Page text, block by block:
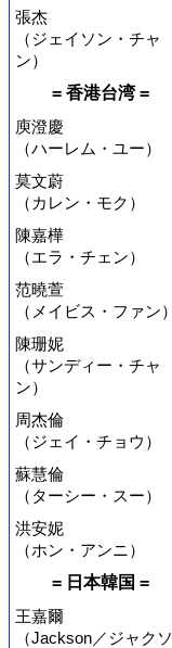
張杰
（ジェイソン・チャ
ン）
= 香港台湾 =
庾澄慶
（ハーレム・ユー）
莫文蔚
（カレン・モク）
陳嘉樺
（エラ・チェン）
范曉萱
（メイビス・ファン）
陳珊妮
（サンディー・チャ
ン）
周杰倫
（ジェイ・チョウ）
蘇慧倫
（ターシー・スー）
洪安妮
（ホン・アンニ）
= 日本韓国 =
王嘉爾
（Jackson／ジャクソ